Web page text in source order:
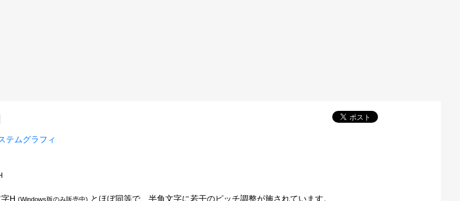
テムグラフィ
H (Windows版のみ販売中) とほぼ同等で、半角文字に若干のピッチ調整が施されています。